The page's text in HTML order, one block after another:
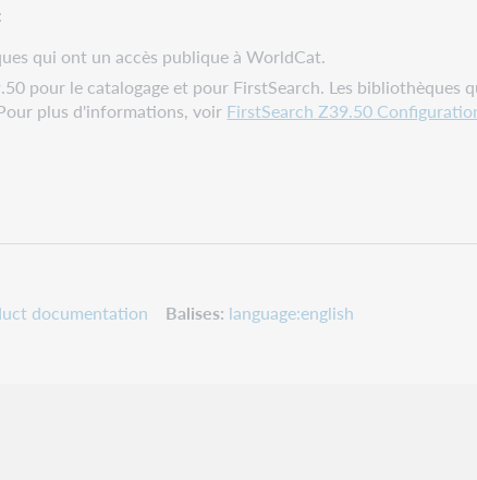
qui ont un accès publique à WorldCat.
pour le catalogage et pour FirstSearch. Les
plus d'informations, voir FirstSearch Z39.50
documentation Balises language:english